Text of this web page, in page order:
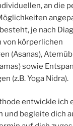
an die
je nach
von körperlichen
(Asanas),
sowie
(z.B. Yoga Nidra).
entwickle ich
und begleite dich